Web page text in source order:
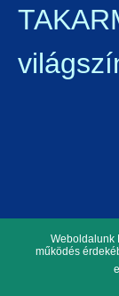
Weboldalunk
működés